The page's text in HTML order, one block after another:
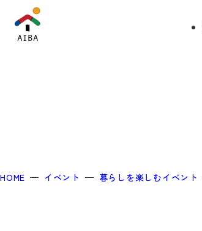
HOME イベント 暮らしを楽しむイベント